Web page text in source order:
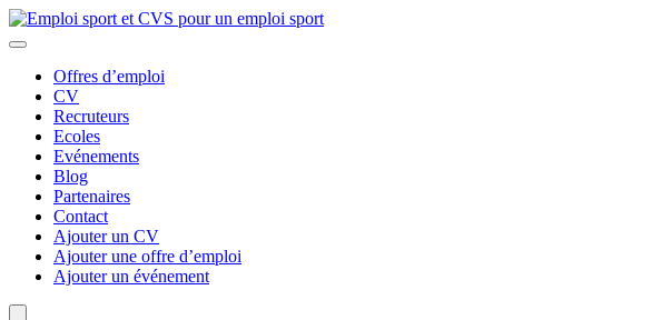
Offres d’emploi
CV
Recruteurs
Ecoles
Evénements
Blog
Partenaires
Contact
Ajouter un CV
Ajouter une offre d’emploi
Ajouter un événement